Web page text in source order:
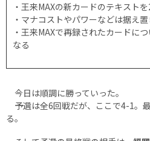
・王来MAXの新カードのテキスト
・マナコストやパワーなどは据え
・王来MAXで再録されたカードに
なる
今日は順調に勝っていった。
予選は全6回戦だが、ここで4-1。
る。